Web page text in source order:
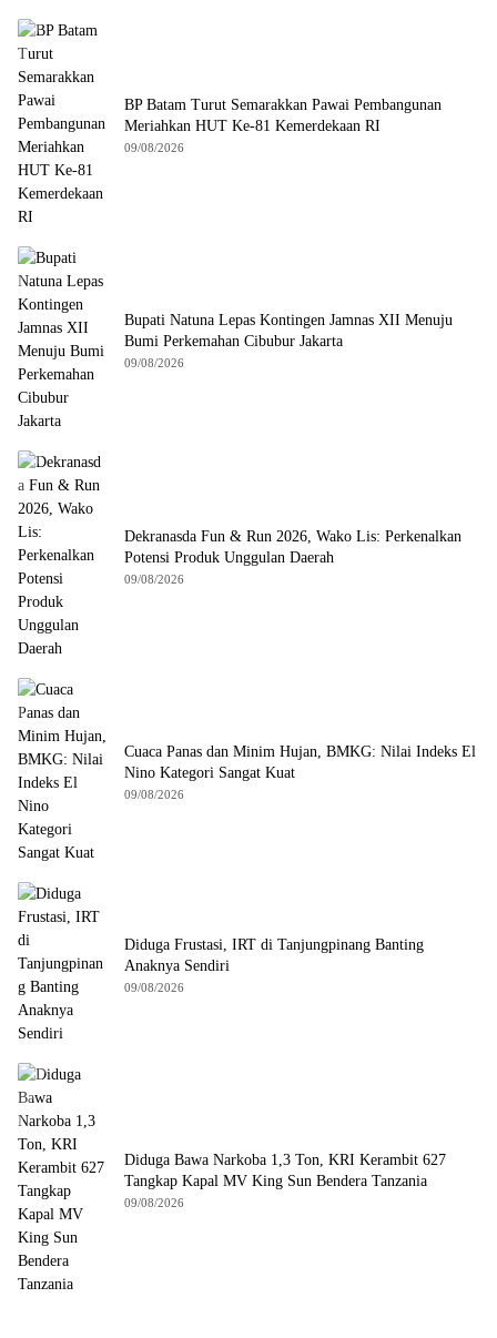
BP Batam Turut Semarakkan Pawai Pembangunan
Meriahkan HUT Ke-81 Kemerdekaan RI
09/08/2026
Bupati Natuna Lepas Kontingen Jamnas XII Menuju
Bumi Perkemahan Cibubur Jakarta
09/08/2026
Dekranasda Fun & Run 2026, Wako Lis: Perkenalkan
Potensi Produk Unggulan Daerah
09/08/2026
Cuaca Panas dan Minim Hujan, BMKG: Nilai Indeks El
Nino Kategori Sangat Kuat
09/08/2026
Diduga Frustasi, IRT di Tanjungpinang Banting
Anaknya Sendiri
09/08/2026
Diduga Bawa Narkoba 1,3 Ton, KRI Kerambit 627
Tangkap Kapal MV King Sun Bendera Tanzania
09/08/2026